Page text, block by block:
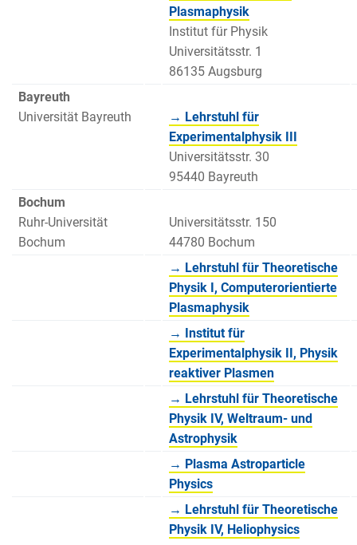
Plasmaphysik
Institut für Physik
Universitätsstr. 1
86135 Augsburg
Bayreuth
Universität Bayreuth
→ Lehrstuhl für
Experimentalphysik III
Universitätsstr. 30
95440 Bayreuth
Bochum
Ruhr-Universität
Bochum
Universitätsstr. 150
44780 Bochum
→ Lehrstuhl für Theoretische
Physik I, Computerorientierte
Plasmaphysik
→ Institut für
Experimentalphysik II, Physik
reaktiver Plasmen
→ Lehrstuhl für Theoretische
Physik IV, Weltraum- und
Astrophysik
→ Plasma Astroparticle
Physics
→ Lehrstuhl für Theoretische
Physik IV, Heliophysics